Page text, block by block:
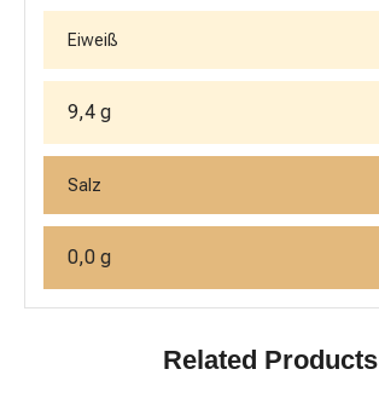
Eiweiß
9,4 g
Salz
0,0 g
Related Products